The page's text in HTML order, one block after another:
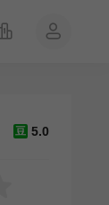
豆 5.0